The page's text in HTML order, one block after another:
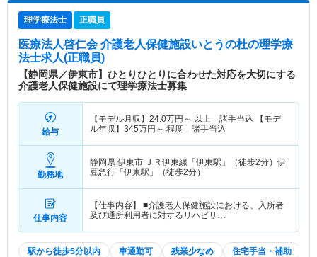
理学療法士 正職員
医療法人啓仁会 介護老人保健施設いとうの杜の理学療
法士求人(正職員)
【静岡県／伊東市】ひとりひとりに合わせた対応を大切にする
介護老人保健施設にて理学療法士募集
給与
【モデル月収】 24.0万円～ 以上 諸手当込 【モデ
ル年収】 345万円～ 程度 諸手当込
勤務地
静岡県 伊東市
ＪＲ伊東線「伊東駅」（徒歩2分）伊
豆急行「伊東駅」（徒歩2分）
仕事内容
【仕事内容】 ■介護老人保健施設における、入所者
及び通所利用者に対するリハビリ…
駅から徒歩5分以内 車通勤可 残業少なめ 住宅手当・補助